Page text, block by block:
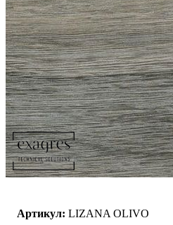
Артикул: LIZANA OLIVO